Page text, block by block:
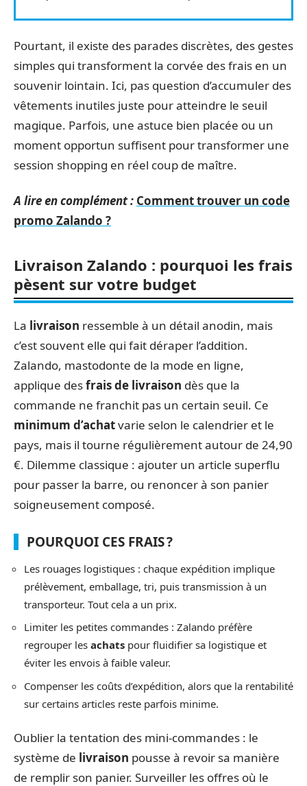
Pourtant, il existe des parades discrètes, des gestes
simples qui transforment la corvée des frais en un
souvenir lointain. Ici, pas question d’accumuler des
vêtements inutiles juste pour atteindre le seuil
magique. Parfois, une astuce bien placée ou un
moment opportun suffisent pour transformer une
session shopping en réel coup de maître.
A lire en complément : Comment trouver un code
promo Zalando ?
Livraison Zalando : pourquoi les frais
pèsent sur votre budget
La livraison ressemble à un détail anodin, mais
c’est souvent elle qui fait déraper l’addition.
Zalando, mastodonte de la mode en ligne,
applique desfrais de livraison dès que la
commande ne franchit pas un certain seuil. Ce
minimum d’achatvarie selon le calendrier et le
pays, mais il tourne régulièrement autour de 24,90
€. Dilemme classique : ajouter un article superflu
pour passer la barre, ou renoncer à son panier
soigneusement composé.
POURQUOI CES FRAIS ?
Les rouages logistiques : chaque expédition implique
prélèvement, emballage, tri, puis transmission à un
transporteur. Tout cela a un prix.
Limiter les petites commandes : Zalando préfère
regrouper les achats pour fluidifier sa logistique et
éviter les envois à faible valeur.
Compenser les coûts d’expédition, alors que la rentabilité
sur certains articles reste parfois minime.
Oublier la tentation des mini-commandes : le
système de livraison pousse à revoir sa manière
de remplir son panier. Surveiller les offres où le